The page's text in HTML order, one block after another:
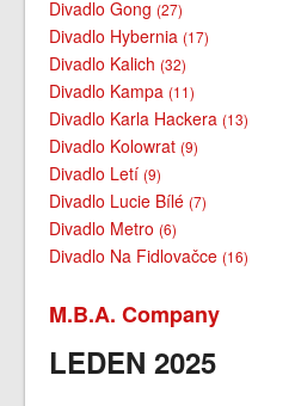
Divadlo Gong(27)
Divadlo Hybernia(17)
Divadlo Kalich(32)
Divadlo Kampa(11)
Divadlo Karla Hackera(13)
Divadlo Kolowrat(9)
Divadlo Letí(9)
Divadlo Lucie Bílé(7)
Divadlo Metro(6)
Divadlo Na Fidlovačce(16)
M.B.A. Company
LEDEN 2025